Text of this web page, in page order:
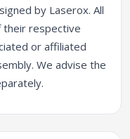
by Laserox. All
their respective
or affiliated
We advise the